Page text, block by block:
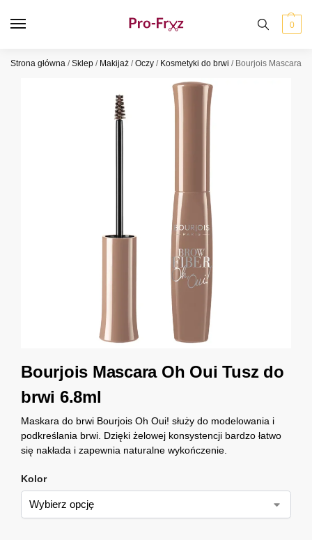
0
Strona główna /Sklep / Makijaż /Oczy / Kosmetyki do brwi / Bourjois Mascara
Bourjois Mascara Oh Oui Tusz do
brwi 6.8ml
Maskara do brwi Bourjois Oh Oui! służy do modelowania i
podkreślania brwi. Dzięki żelowej konsystencji bardzo łatwo
się nakłada i zapewnia naturalne wykończenie.
Kolor